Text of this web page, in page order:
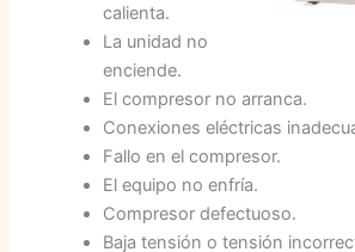
calienta.
La unidad no
enciende.
El compresor no arranca.
Conexiones eléctricas
Fallo en el compresor.
El equipo no enfría.
Compresor defectuoso.
Baja tensión o tensión